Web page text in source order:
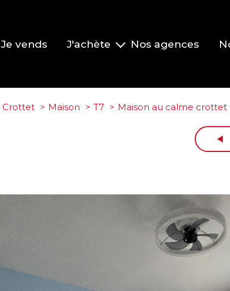
Je vends J'achète Nos agences
La
Crottet Maison T7 Maison au calme crottet